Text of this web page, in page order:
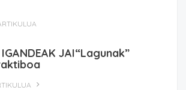
JAI“Lagunak”